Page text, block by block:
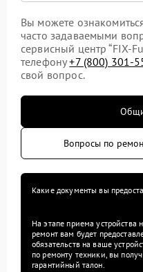
Вы можете
часто задаваемыми
сервисный центр “FIX-
телефону+7 (800) 301-
свой вопрос.
Вопросы по
Какие документы вы
На этапе приема устройства
ремонт вам будет
обязательств на ваше
по ремонту техники, вы
гарантийный талон.